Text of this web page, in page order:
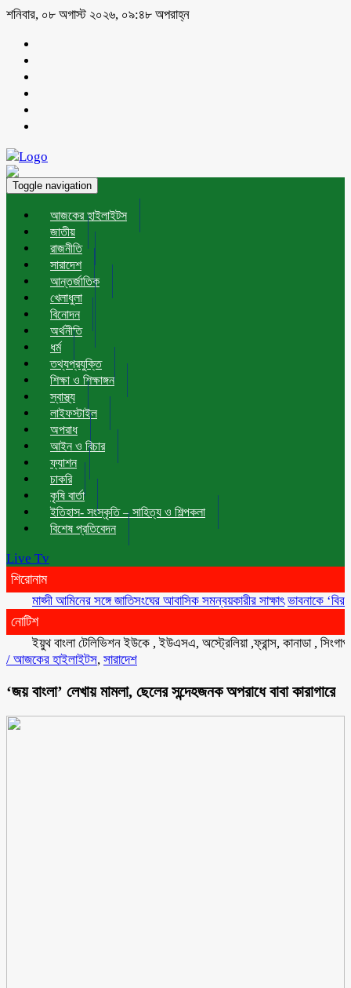
শনিবার, ০৮ অগাস্ট ২০২৬, ০৯:৪৮ অপরাহ্ন
Toggle navigation
আজকের হাইলাইটস
জাতীয়
রাজনীতি
সারাদেশ
আন্তর্জাতিক
খেলাধুলা
বিনোদন
অর্থনীতি
ধর্ম
তথ্যপ্রযুক্তি
শিক্ষা ও শিক্ষাঙ্গন
স্বাস্থ্য
লাইফস্টাইল
অপরাধ
আইন ও বিচার
ফ্যাশন
চাকরি
কৃষি বার্তা
ইতিহাস- সংস্কৃতি – সাহিত্য ও শিল্পকলা
বিশেষ প্রতিবেদন
Live Tv
শিরোনাম
মাহ্দী আমিনের সঙ্গে জাতিসংঘের আবাসিক সমন্বয়কারীর সাক্ষাৎ ভাবনাকে ‘বিরল
নোটিশ
ইয়ুথ বাংলা টেলিভিশন ইউকে , ইউএসএ, অস্ট্রেলিয়া ,ফ্রান্স, কানাডা , সিংগাপুর ,
/ আজকের হাইলাইটস, সারাদেশ
‘জয় বাংলা’ লেখায় মামলা, ছেলের সন্দেহজনক অপরাধে বাবা কারাগারে